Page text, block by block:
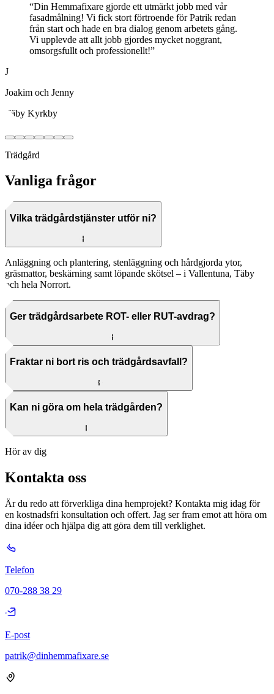
“Din Hemmafixare gjorde ett utmärkt jobb med vår
fasadmålning! Vi fick stort förtroende för Patrik redan
från start och hade en bra dialog genom arbetets gång.
Vi upplevde att allt jobb gjordes mycket noggrant,
omsorgsfullt och professionellt!”
J
Joakim och Jenny
Täby Kyrkby
Trädgård
Vanliga frågor
Vilka trädgårdstjänster utför ni?
Anläggning och plantering, stenläggning och hårdgjorda ytor,
gräsmattor, beskärning samt löpande skötsel – i Vallentuna, Täby
och hela Norrort.
Ger trädgårdsarbete ROT- eller RUT-avdrag?
Fraktar ni bort ris och trädgårdsavfall?
Kan ni göra om hela trädgården?
Hör av dig
Kontakta oss
Är du redo att förverkliga dina hemprojekt? Kontakta mig idag för
en kostnadsfri konsultation och offert. Jag ser fram emot att höra om
dina idéer och hjälpa dig att göra dem till verklighet.
Telefon
070-288 38 29
E-post
patrik@dinhemmafixare.se